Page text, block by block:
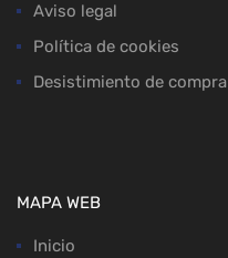
Aviso legal
Política de cookies
Desistimiento de compra
MAPA WEB
Inicio